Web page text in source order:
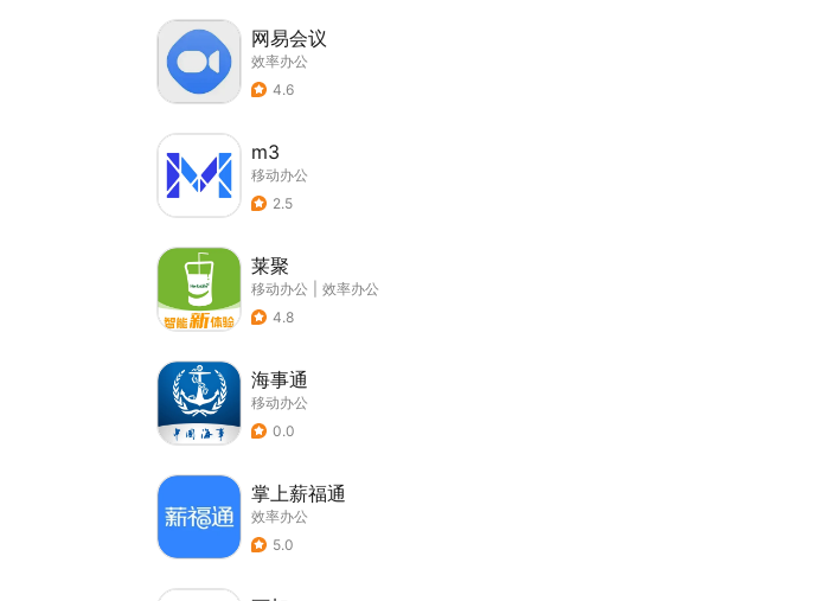
网易会议
效率办公
4.6
m3
移动办公
2.5
莱聚
移动办公
效率办公
4.8
海事通
移动办公
0.0
掌上薪福通
效率办公
5.0